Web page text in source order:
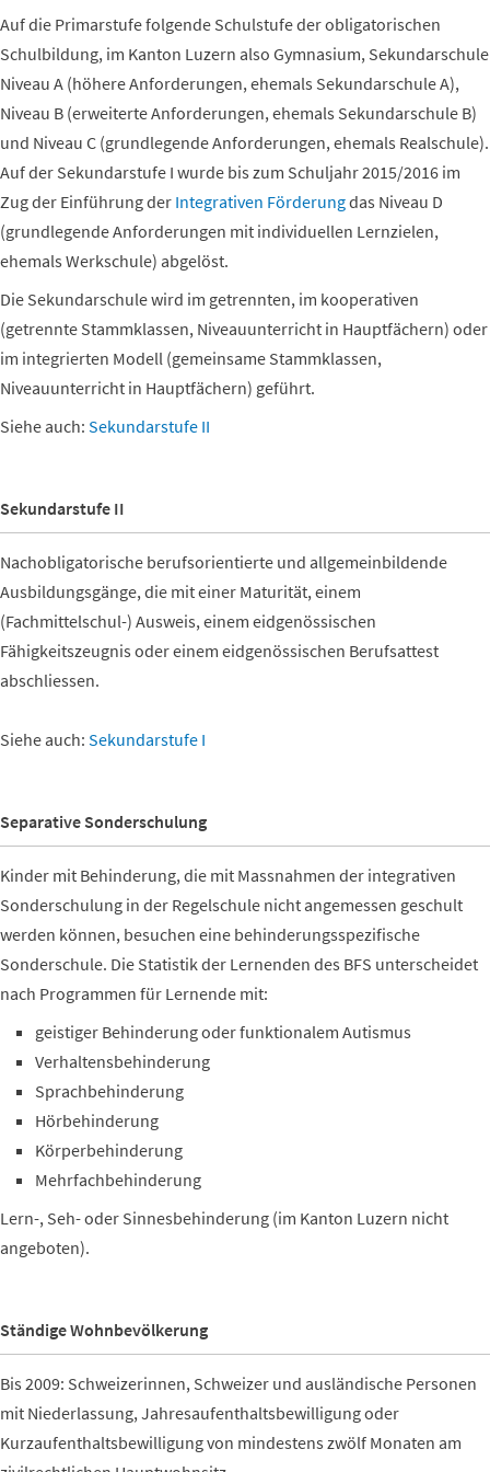
Auf die Primarstufe folgende Schulstufe der obligatorischen
Schulbildung, im Kanton Luzern also Gymnasium, Sekundarschule
Niveau A (höhere Anforderungen, ehemals Sekundarschule A),
Niveau B (erweiterte Anforderungen, ehemals Sekundarschule B)
und Niveau C (grundlegende Anforderungen, ehemals Realschule).
Auf der Sekundarstufe I wurde bis zum Schuljahr 2015/2016 im
Zug der Einführung der Integrativen Förderungdas Niveau D
(grundlegende Anforderungen mit individuellen Lernzielen,
ehemals Werkschule) abgelöst.
Die Sekundarschule wird im getrennten, im kooperativen
(getrennte Stammklassen, Niveauunterricht in Hauptfächern) oder
im integrierten Modell (gemeinsame Stammklassen,
Niveauunterricht in Hauptfächern) geführt.
Siehe auch: Sekundarstufe II
Sekundarstufe II
Nachobligatorische berufsorientierte und allgemeinbildende
Ausbildungsgänge, die mit einer Maturität, einem
(Fachmittelschul-) Ausweis, einem eidgenössischen
Fähigkeitszeugnis oder einem eidgenössischen Berufsattest
abschliessen.
Siehe auch: Sekundarstufe I
Separative Sonderschulung
Kinder mit Behinderung, die mit Massnahmen der integrativen
Sonderschulung in der Regelschule nicht angemessen geschult
werden können, besuchen eine behinderungsspezifische
Sonderschule. Die Statistik der Lernenden des BFS unterscheidet
nach Programmen für Lernende mit:
geistiger Behinderung oder funktionalem Autismus
Verhaltensbehinderung
Sprachbehinderung
Hörbehinderung
Körperbehinderung
Mehrfachbehinderung
Lern-, Seh- oder Sinnesbehinderung (im Kanton Luzern nicht
angeboten).
Ständige Wohnbevölkerung
Bis 2009: Schweizerinnen, Schweizer und ausländische Personen
mit Niederlassung, Jahresaufenthaltsbewilligung oder
Kurzaufenthaltsbewilligung von mindestens zwölf Monaten am